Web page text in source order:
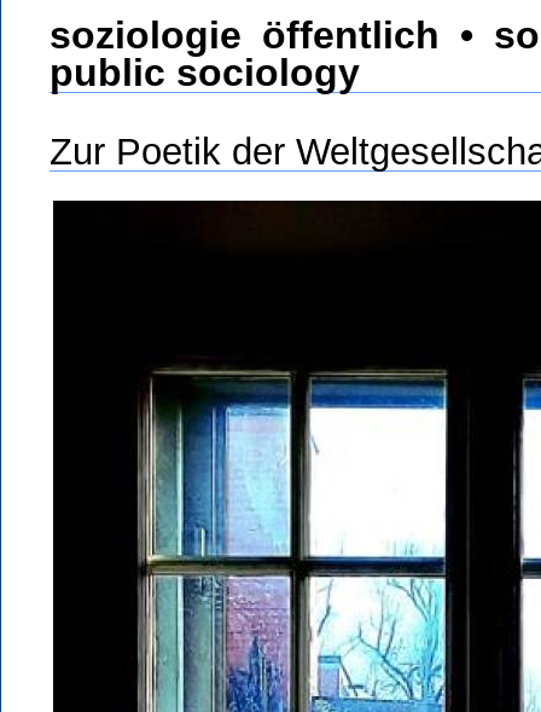
soziologie öffentlich •
public sociology
Zur Poetik der